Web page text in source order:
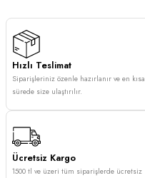
Hızlı Teslimat
Siparişleriniz özenle hazırlanır ve en kısa
sürede size ulaştırılır.
Ücretsiz Kargo
1500 tl ve üzeri tüm siparişlerde ücretsiz